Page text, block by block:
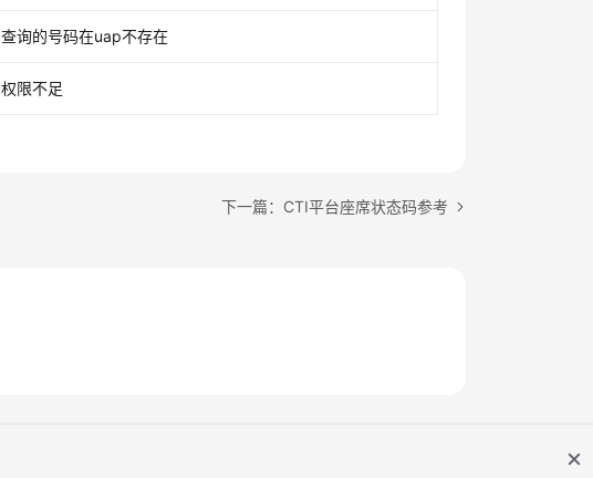
查询的号码在uap不存在
权限不足
下一篇：CTI平台座席状态码参考